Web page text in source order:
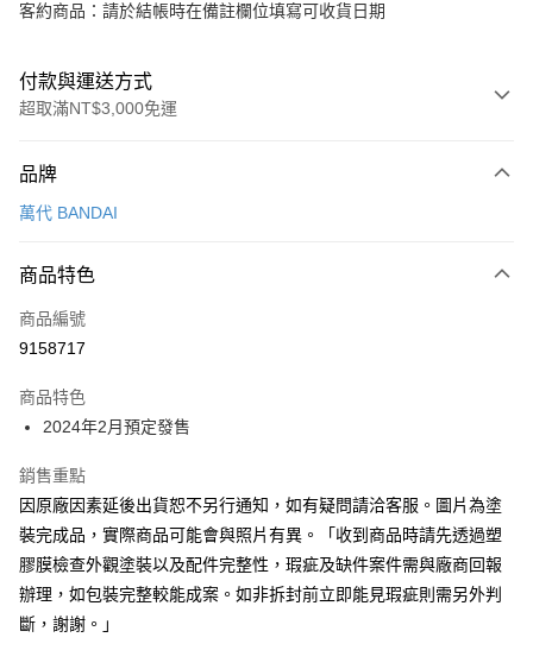
客約商品：請於結帳時在備註欄位填寫可收貨日期
付款與運送方式
超取滿NT$3,000免運
信用卡一次付款
Apple Pay
Google Pay
大哥付你分期
相關說明
【大哥付你分期使用說明】
1.本服務由台灣大哥大提供，台灣大哥大用戶可立即使用無須另外申請。
2.付款方式選擇「大哥付你分期」，訂單成立後會自動跳轉到大哥付的交易
流程，驗證手機門號後，選擇欲分期的期數、繳款截止日，確認付款後即完
3.實際核准額度、可分期數及費用金額請依後續交易確認頁面所載為準。
4.訂單成立30分鐘內，如未前往確認交易或遇審核未通過，訂單將自動取
消。如遇「轉專審核」未通過狀況，表示未達大哥付你分期系統評分，恕無
法說明評估內容。
ATM付款
運送方式
預購-全家取貨付款(舊)
品牌
萬代 BANDAI
商品特色
商品編號
9158717
商品特色
2024年2月預定發售
銷售重點
因原廠因素延後出貨恕不另行通知，如有疑問請洽客服。圖片為塗
裝完成品，實際商品可能會與照片有異。「收到商品時請先透過塑
膠膜檢查外觀塗裝以及配件完整性，瑕疵及缺件案件需與廠商回報
辦理，如包裝完整較能成案。如非拆封前立即能見瑕疵則需另外判
斷，謝謝。」